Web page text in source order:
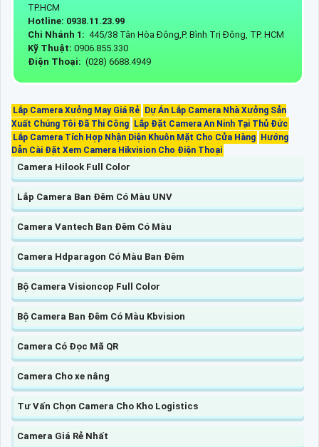
TP.HCM
Hotline: 0938.11.23.99
Chi Nhánh 1: 445/38 Tân Hòa Đông,P. Bình Trị Đông, TP. HCM
Kỹ Thuật: 0906.855.330
Điện Thoại: (028) 6688.4949
Lắp Camera Xưởng May Giá Rẻ Dự Án Lắp Camera Nhà Xưởng Sản
Xuất Chúng Tôi Đã Thi Công Lắp Đặt Camera An Ninh Tại Thủ Đức
Lắp Camera Tích Hợp Nhận Diện Khuôn Mặt Cho Cửa Hàng Hướng
Dẫn Cài Đặt Xem Camera Hikvision Cho Điện Thoại
Camera Hilook Full Color
Lắp Camera Ban Đêm Có Màu UNV
Camera Vantech Ban Đêm Có Màu
Camera Hdparagon Có Màu Ban Đêm
Bộ Camera Visioncop Full Color
Bộ Camera Ban Đêm Có Màu Kbvision
Camera Có Đọc Mã QR
Camera Cho xe nâng
Tư Vấn Chọn Camera Cho Kho Logistics
Camera Giá Rẻ Nhất